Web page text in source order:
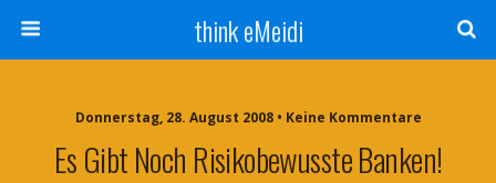
think eMeidi
Donnerstag, 28. August 2008 • Keine Kommentare
Es Gibt Noch Risikobewusste Banken!